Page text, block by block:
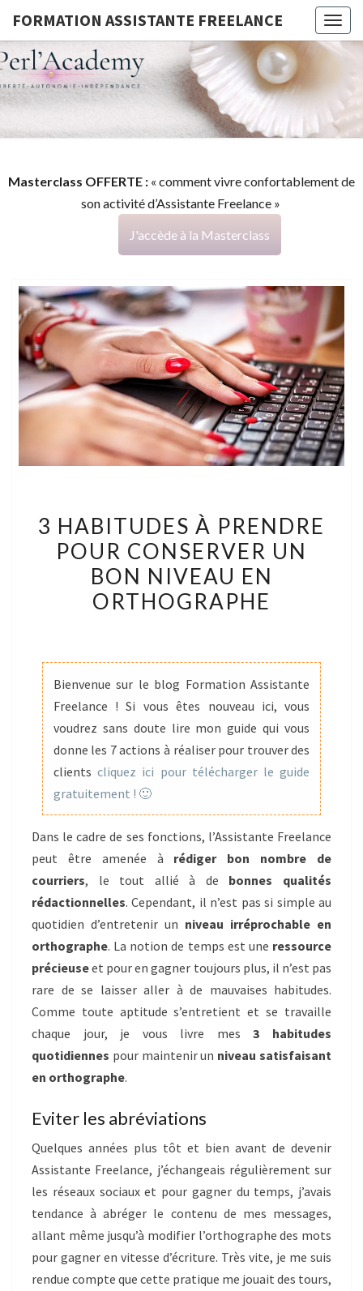
FORMATION ASSISTANTE FREELANCE
G
Masterclass OFFERTE : « comment vivre confortablement de
son activité d’Assistante Freelance »
J'accède à la Masterclass
HABITUDES
À
PRENDRE
POUR
BON
NIVEAU
EN
ORTHOGRAPHE
3 HABITUDES À PRENDRE
POUR CONSERVER UN
BON NIVEAU EN
ORTHOGRAPHE
Bienvenue sur le blog Formation Assistante
Freelance ! Si vous êtes nouveau ici, vous
voudrez sans doute lire mon guide qui vous
donne les 7 actions à réaliser pour trouver des
clients cliquez ici pour télécharger le guide
gratuitement ! 🙂
Dans le cadre de ses fonctions, l’Assistante Freelance
peut être amenée à rédiger bon nombre de
courriers, le tout allié à de bonnes qualités
rédactionnelles. Cependant, il n’est pas si simple au
quotidien d’entretenir un niveau irréprochable en
orthographe. La notion de temps est une ressource
précieuseet pour en gagner toujours plus, il n’est pas
rare de se laisser aller à de mauvaises habitudes.
Comme toute aptitude s’entretient et se travaille
chaque jour, je vous livre mes3 habitudes
quotidiennes pour maintenir un niveau satisfaisant
en orthographe.
Eviter les abréviations
Quelques années plus tôt et bien avant de devenir
Assistante Freelance, j’échangeais régulièrement sur
les réseaux sociaux et pour gagner du temps, j’avais
tendance à abréger le contenu de mes messages,
allant même jusqu’à modifier l’orthographe des mots
pour gagner en vitesse d’écriture. Très vite, je me suis
rendue compte que cette pratique me jouait des tours,